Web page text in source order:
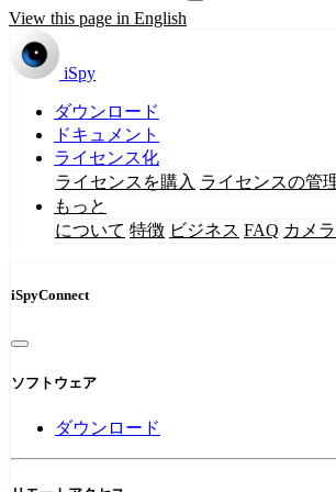
View this page in English
iSpy
ダウンロード
ドキュメント
ライセンス化
ライセンスを購入 ライセンスの管
もっと
について 特徴 ビジネス FAQ カメ
iSpyConnect
ソフトウェア
ダウンロード